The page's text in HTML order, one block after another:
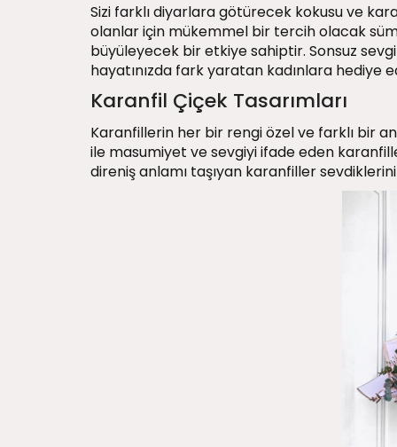
Sizi farklı diyarlara götürecek kokusu ve
olanlar için mükemmel bir tercih olacak
büyüleyecek bir etkiye sahiptir. Sonsuz
hayatınızda fark yaratan kadınlara hediye
Karanfil Çiçek Tasarımları
Karanfillerin her bir rengi özel ve farklı bir
ile masumiyet ve sevgiyi ifade eden
direniş anlamı taşıyan karanfiller